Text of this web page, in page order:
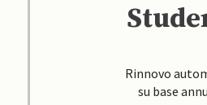
Rinnovo
su base